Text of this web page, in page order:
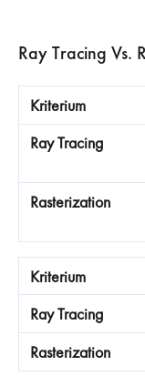
Ray Tracing Vs.